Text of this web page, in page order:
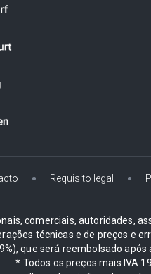
Requisito legal
comerciais, autoridades,
técnicas e de preços e
que será reembolsado
* Todos os preços mais IVA